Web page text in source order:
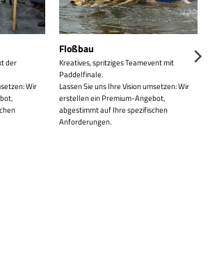
der
Wir
Floßbau
Kreatives, spritziges Teamevent mit
Paddelfinale.
Lassen Sie uns Ihre Vision umsetzen: Wir
erstellen ein Premium-Angebot,
abgestimmt auf Ihre spezifischen
Anforderungen.